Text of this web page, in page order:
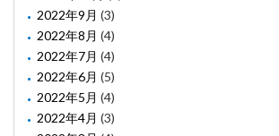
2022年9月 (3)
2022年8月 (4)
2022年7月 (4)
2022年6月 (5)
2022年5月 (4)
2022年4月 (3)